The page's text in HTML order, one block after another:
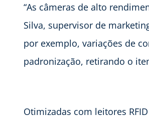
“As câmeras de alto
Silva, supervisor de
por exemplo, variações de
padronização, retirando o
Otimizadas com leitores